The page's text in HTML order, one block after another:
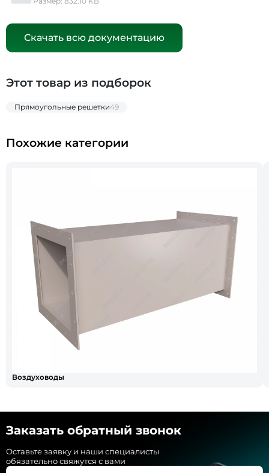
Скачать всю документацию
Этот товар из подборок
Прямоугольные решетки49
Похожие категории
Воздуховоды
Заказать обратный звонок
Оставьте заявку и наши специалисты
обязательно свяжутся с вами